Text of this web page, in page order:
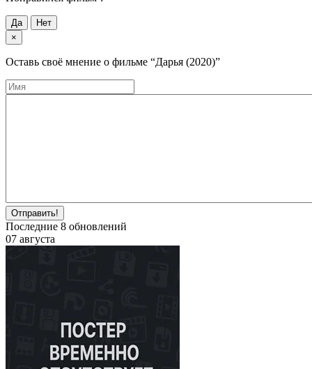
Да
Нет
×
Оставь своё мнение о фильме “Дарья (2020)”
Отправить!
Последние 8 обновлений
07 августа